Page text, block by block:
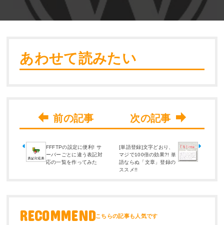
あわせて読みたい
FFFTPの設定に便利! サ
ーバーごとに違う表記対
応の一覧を作ってみた
[単語登録]文字どおり、
マジで100倍の効果?! 単
語ならぬ「文章」登録の
ススメ!!
RECOMMEND